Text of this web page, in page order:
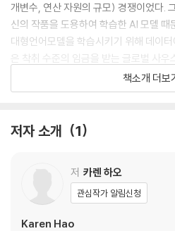
개변수, 연산 자원의 규모) 경쟁이었다.
신의 작품을 도용하여 학습한 AI 모델 때
대형언어모델을 학습시키기 위해 데이
은 착취 수준의 임금을 받는 글로벌 사우
런데도 샘 올트먼은 곧 도래할 AGI 또는
측할 수 없을 정도로 밝다고 주장한다.
이 책은 오픈AI라는 한 회사를 넘어 실리
Longlisted for the 2025
Finalist for the National Book
책소개 더보
저자 소개 1
저 카렌 하오
관심작가 알림신청
Karen Hao